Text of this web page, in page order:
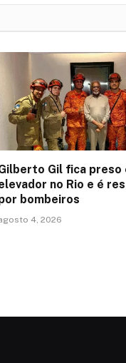
Gil fica preso
no Rio e é
bombeiros
4, 2026